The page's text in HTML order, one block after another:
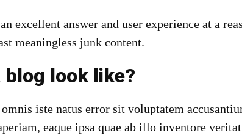
excellent answer and user experience at a
meaningless junk content.
blog look like?
iste natus error sit voluptatem
eaque ipsa quae ab illo inventore